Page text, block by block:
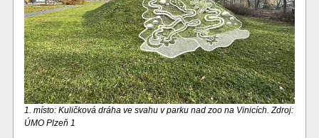
1. místo: Kuličková dráha ve svahu v parku nad zoo na Vinicích. Zdroj:
ÚMO Plzeň 1